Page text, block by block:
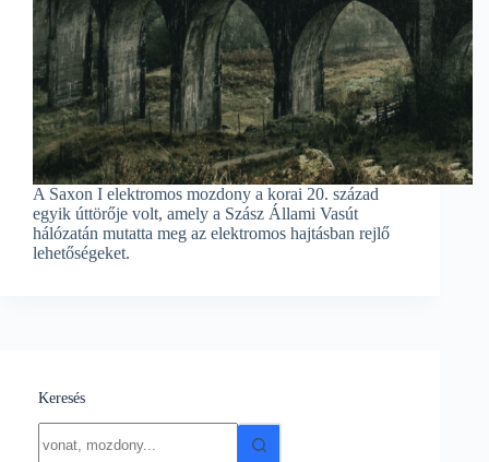
A Saxon I elektromos mozdony a korai 20. század
egyik úttörője volt, amely a Szász Állami Vasút
hálózatán mutatta meg az elektromos hajtásban rejlő
lehetőségeket.
Keresés
results